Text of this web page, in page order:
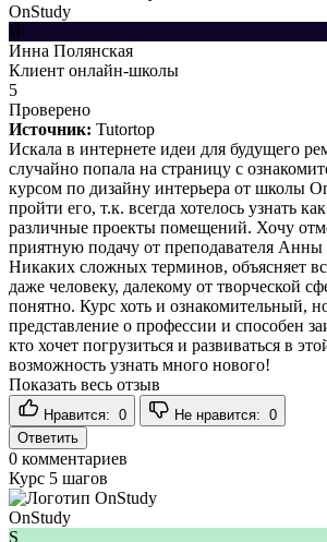
OnStudy
И
Инна Полянская
Клиент онлайн-школы
5
Проверено
Источник: Tutortop
Искала в интернете идеи для будущего
случайно попала на страницу с
курсом по дизайну интерьера от школы
пройти его, т.к. всегда хотелось узнать
различные проекты помещений. Хочу
приятную подачу от преподавателя
Никаких сложных терминов, объясняет
даже человеку, далекому от творческой
понятно. Курс хоть и ознакомительный,
представление о профессии и способен
кто хочет погрузиться и развиваться в
возможность узнать много нового!
Показать весь отзыв
Нравится: 0 Не нравится: 0
Ответить
0 комментариев
Курс 5 шагов
OnStudy
S